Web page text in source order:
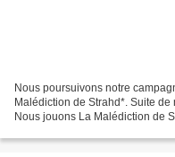
Nous poursuivons notre
Malédiction de Strahd*. Suite
Nous jouons La Malédiction de